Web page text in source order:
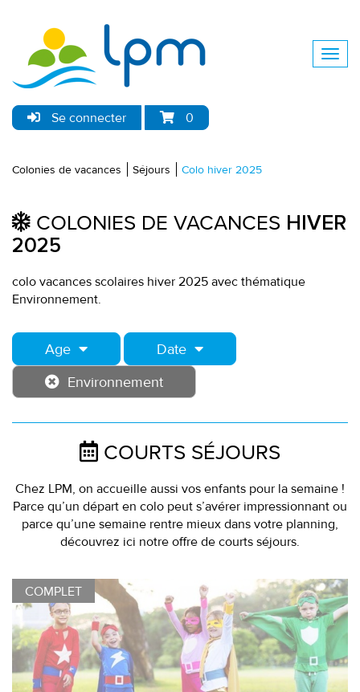
Se connecter 0
Colonies de vacances Séjours Colo hiver 2025
COLONIES DE VACANCES HIVER
2025
colo vacances scolaires hiver 2025 avec thématique
Environnement.
Age
Date
Environnement
COURTS SÉJOURS
Chez LPM, on accueille aussi vos enfants pour la semaine !
Parce qu’un départ en colo peut s’avérer impressionnant ou
parce qu’une semaine rentre mieux dans votre planning,
découvrez ici notre offre de courts séjours.
COMPLET